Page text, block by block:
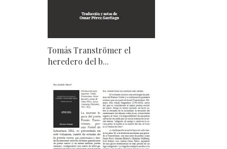
Tomás Tranströmer el
heredero del b...